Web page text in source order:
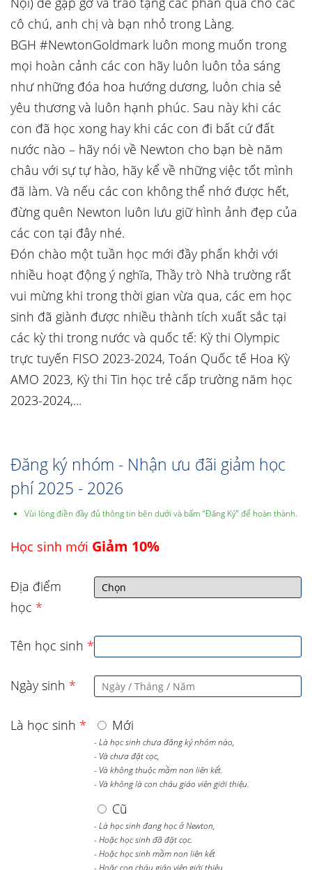
cô chú, anh chị và bạn nhỏ trong Làng.
BGH #NewtonGoldmark luôn mong muốn trong
mọi hoàn cảnh các con hãy luôn luôn tỏa sáng
như những đóa hoa hướng dương, luôn chia sẻ
yêu thương và luôn hạnh phúc. Sau này khi các
con đã học xong hay khi các con đi bất cứ đất
nước nào – hãy nói về Newton cho bạn bè năm
châu với sự tự hào, hãy kể về những việc tốt mình
đã làm. Và nếu các con không thể nhớ được hết,
đừng quên Newton luôn lưu giữ hình ảnh đẹp của
các con tại đây nhé.
Đón chào một tuần học mới đầy phấn khởi với
nhiều hoạt động ý nghĩa, Thầy trò Nhà trường rất
vui mừng khi trong thời gian vừa qua, các em học
sinh đã giành được nhiều thành tích xuất sắc tại
các kỳ thi trong nước và quốc tế: Kỳ thi Olympic
trực tuyến FISO 2023-2024, Toán Quốc tế Hoa Kỳ
AMO 2023, Kỳ thi Tin học trẻ cấp trường năm học
2023-2024,...
Đăng ký nhóm - Nhận ưu đãi giảm học
phí 2025 - 2026
Vùi lòng điền đầy đủ thông tin bên dưới và bấm “Đăng Ký” để hoàn thành.
Học sinh mới Giảm 10%
Địa điểm
học *
Tên học sinh *
Ngày sinh *
Là học sinh * Mới
- Là học sinh chưa đăng ký nhóm nào,
- Và chưa đặt cọc,
- Và không thuộc mầm non liên kết.
- Và không là con cháu giáo viên giới thiệu.
Cũ
- Là học sinh đang học ở Newton,
- Hoặc học sinh đã đặt cọc.
- Hoặc học sinh mầm non liên kết
- Hoặc con cháu giáo viên giới thiệu.